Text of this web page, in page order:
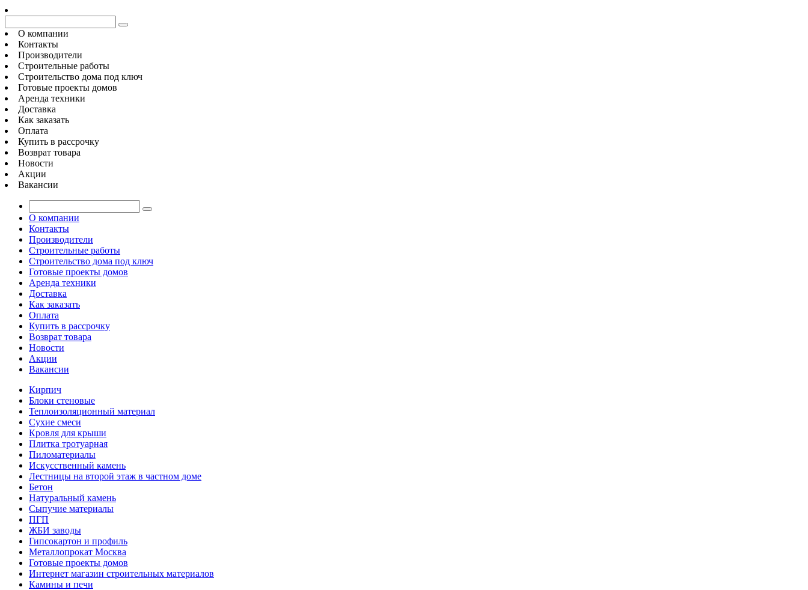
О компании
Контакты
Производители
Строительные работы
Строительство дома под ключ
Готовые проекты домов
Аренда техники
Доставка
Как заказать
Оплата
Купить в рассрочку
Возврат товара
Новости
Акции
Вакансии
О компании
Контакты
Производители
Строительные работы
Строительство дома под ключ
Готовые проекты домов
Аренда техники
Доставка
Как заказать
Оплата
Купить в рассрочку
Возврат товара
Новости
Акции
Вакансии
Кирпич
Блоки стеновые
Теплоизоляционный материал
Сухие смеси
Кровля для крыши
Плитка тротуарная
Пиломатериалы
Искусственный камень
Лестницы на второй этаж в частном доме
Бетон
Натуральный камень
Сыпучие материалы
ПГП
ЖБИ заводы
Гипсокартон и профиль
Металлопрокат Москва
Готовые проекты домов
Интернет магазин строительных материалов
Камины и печи